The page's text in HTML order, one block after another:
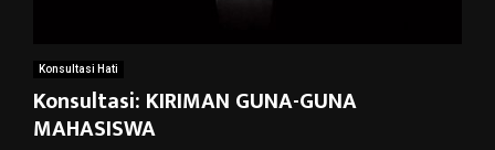
Konsultasi Hati
Konsultasi: KIRIMAN GUNA-GUNA
MAHASISWA